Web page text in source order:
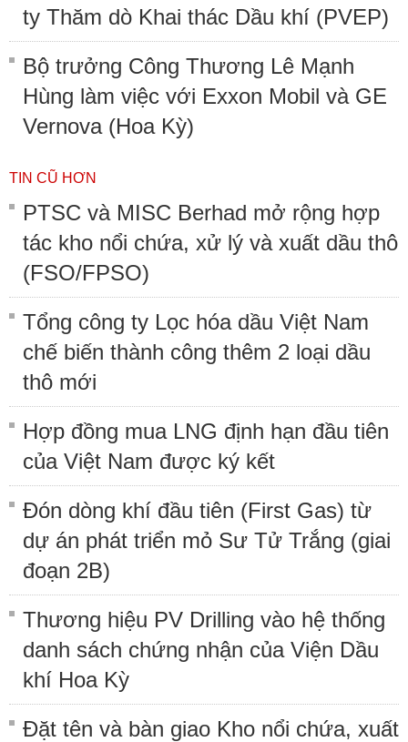
ty Thăm dò Khai thác Dầu khí (PVEP)
Bộ trưởng Công Thương Lê Mạnh
Hùng làm việc với Exxon Mobil và GE
Vernova (Hoa Kỳ)
TIN CŨ HƠN
PTSC và MISC Berhad mở rộng hợp
tác kho nổi chứa, xử lý và xuất dầu thô
(FSO/FPSO)
Tổng công ty Lọc hóa dầu Việt Nam
chế biến thành công thêm 2 loại dầu
thô mới
Hợp đồng mua LNG định hạn đầu tiên
của Việt Nam được ký kết
Đón dòng khí đầu tiên (First Gas) từ
dự án phát triển mỏ Sư Tử Trắng (giai
đoạn 2B)
Thương hiệu PV Drilling vào hệ thống
danh sách chứng nhận của Viện Dầu
khí Hoa Kỳ
Đặt tên và bàn giao Kho nổi chứa, xuất